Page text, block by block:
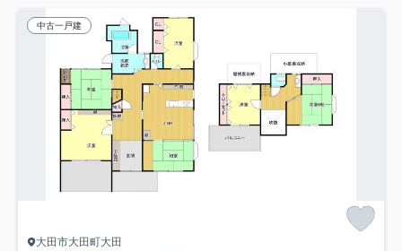
中古一戸建
大田市大田町大田